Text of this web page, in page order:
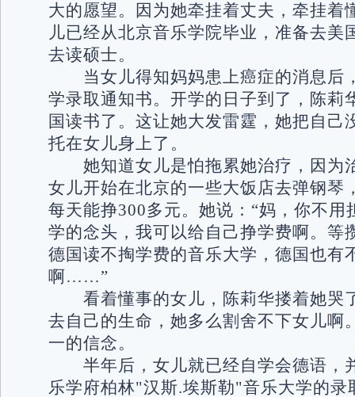
大的愿望。因为她牵挂着丈夫，牵挂着
儿已经从北京音乐学院毕业，准备去美
去读硕士。
当女儿得知妈妈患上癌症的消息后
学录取通知书。开学的日子到了，陈莉
国读书了。这让她大发雷霆，她把自己
托在女儿身上了。
她知道女儿是怕拖累她治疗，因为
女儿开始在北京的一些大饭店去弹钢琴
每天能挣300多元。她说：“妈，你不用
学的念头，我可以给自己挣学费啊。等
德国读不掏学费的音乐大学，德国也有
啊……”
看着懂事的女儿，陈莉华搂着她哭
去自己的生命，她多么割舍不下女儿啊
一的信念。
半年后，女儿就已经自学会德语，
乐学府柏林"汉斯.埃斯勒"音乐大学的录